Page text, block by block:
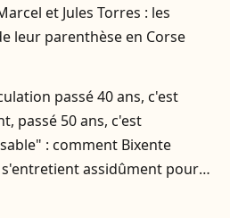
et Jules Torres : les
leur parenthèse en Corse
passé 40 ans, c'est
passé 50 ans, c'est
: comment Bixente
s'entretient assidûment pour
à 56 ans ?